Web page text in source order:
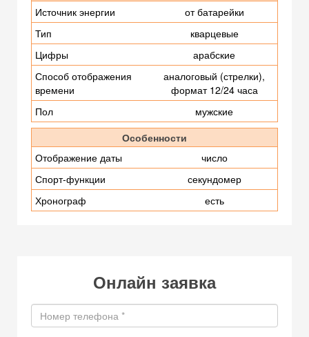
Источник энергии
от батарейки
Тип
кварцевые
Цифры
арабские
Способ отображения
времени
аналоговый (стрелки),
формат 12/24 часа
Пол
мужские
Особенности
Отображение даты
число
Спорт-функции
секундомер
Хронограф
есть
Онлайн заявка